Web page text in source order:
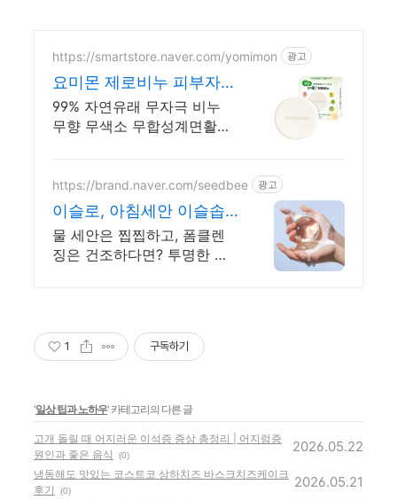
https://smartstore.naver.com/yomimon 광고
요미몬 제로비누 피부자극
지수 0.00
99% 자연유래 무자극 비누
무향 무색소 무합성계면활성
https://brand.naver.com/seedbee 광고
이슬로, 아침세안 이슬솝
계면활성제 99% 생분해
물 세안은 찝찝하고, 폼클렌
징은 건조하다면? 투명한 피
1 구독하기
'일상 팁과 노하우' 카테고리의 다른 글
고개 돌릴 때 어지러운 이석증 증상 총정리 | 어지럼증
원인과 좋은 음식
(0)
2026.05.22
냉동해도 맛있는 코스트코 상하치즈 바스크치즈케이크
후기
(0)
2026.05.21